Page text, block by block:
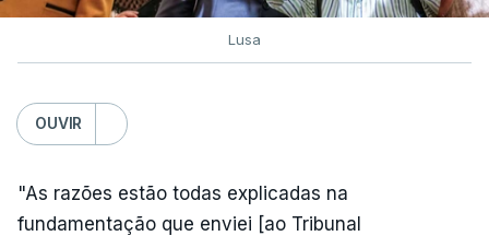
Lusa
OUVIR
"As razões estão todas explicadas na
fundamentação que enviei [ao Tribunal